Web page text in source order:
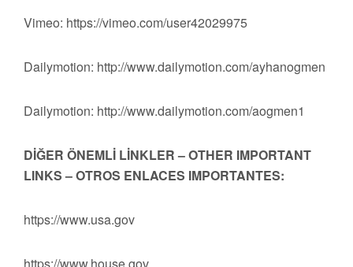
Vimeo: https://vimeo.com/user42029975
Dailymotion: http://www.dailymotion.com/ayhanogmen
Dailymotion: http://www.dailymotion.com/aogmen1
DİĞER ÖNEMLİ LİNKLER – OTHER IMPORTANT
LINKS – OTROS ENLACES IMPORTANTES:
https://www.usa.gov